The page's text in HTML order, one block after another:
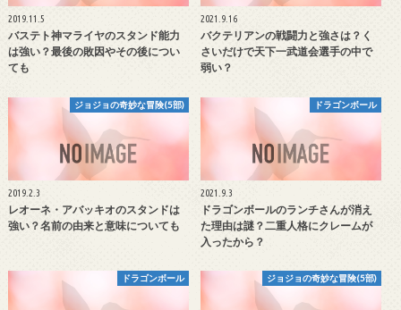
2019.11.5
バステト神マライヤのスタンド能力
は強い？最後の敗因やその後につい
ても
2021.9.16
バクテリアンの戦闘力と強さは？く
さいだけで天下一武道会選手の中で
弱い？
ジョジョの奇妙な冒険(5部)
2019.2.3
レオーネ・アバッキオのスタンドは
強い？名前の由来と意味についても
ドラゴンボール
2021.9.3
ドラゴンボールのランチさんが消え
た理由は謎？二重人格にクレームが
入ったから？
ドラゴンボール ジョジョの奇妙な冒険(5部)